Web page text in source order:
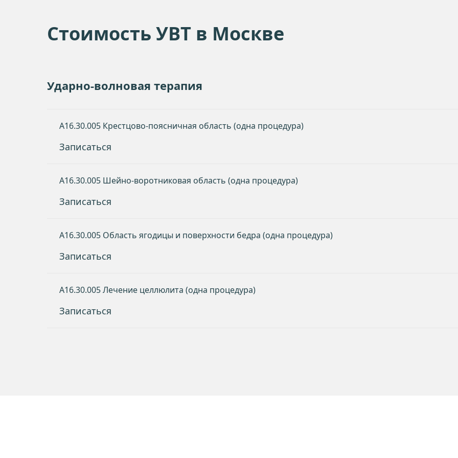
Cтоимость УВТ в Москве
Ударно-волновая терапия
A16.30.005 Крестцово-поясничная область (одна процедура)
Записаться
A16.30.005 Шейно-воротниковая область (одна процедура)
Записаться
A16.30.005 Область ягодицы и поверхности бедра (одна процедура)
Записаться
A16.30.005 Лечение целлюлита (одна процедура)
Записаться